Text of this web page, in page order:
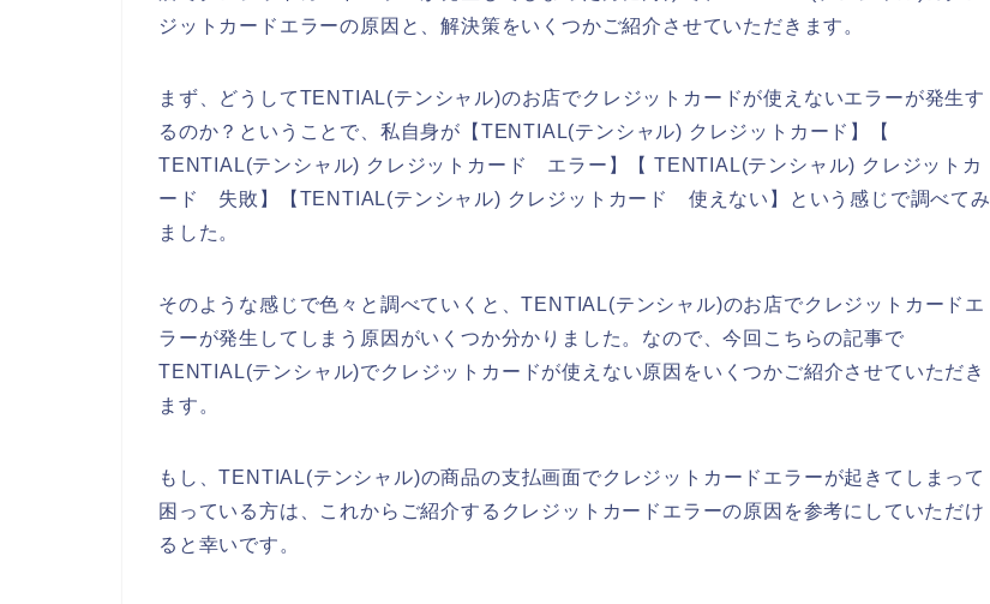
ジットカードエラーの原因と、解決策をいくつかご紹介させていただきます。
まず、どうしてTENTIAL(テンシャル)のお店でクレジットカードが使えないエラーが発生す
るのか？ということで、私自身が【TENTIAL(テンシャル) クレジットカード】【
TENTIAL(テンシャル) クレジットカード エラー】【 TENTIAL(テンシャル) クレジットカ
ード 失敗】【TENTIAL(テンシャル) クレジットカード 使えない】という感じで調べてみ
ました。
そのような感じで色々と調べていくと、TENTIAL(テンシャル)のお店でクレジットカードエ
ラーが発生してしまう原因がいくつか分かりました。なので、今回こちらの記事で
TENTIAL(テンシャル)でクレジットカードが使えない原因をいくつかご紹介させていただき
ます。
もし、TENTIAL(テンシャル)の商品の支払画面でクレジットカードエラーが起きてしまって
困っている方は、これからご紹介するクレジットカードエラーの原因を参考にしていただけ
ると幸いです。